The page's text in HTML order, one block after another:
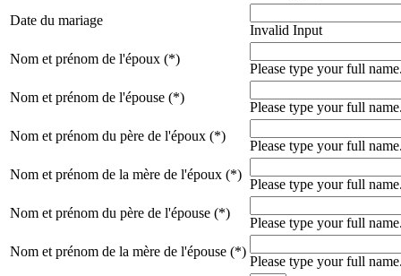
Date du mariage
Invalid Input
Nom et prénom de l'époux (*)
Please type your full
Nom et prénom de l'épouse (*)
Please type your full
Nom et prénom du père de l'époux (*)
Please type your full
Nom et prénom de la mère de l'époux (*)
Please type your full
Nom et prénom du père de l'épouse (*)
Please type your full
Nom et prénom de la mère de l'épouse (*)
Please type your full